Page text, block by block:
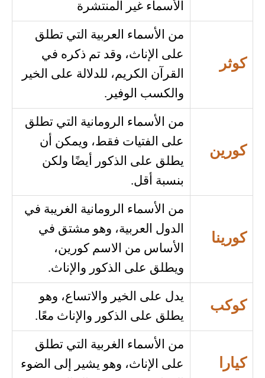
الأسماء غير المنتشرة
كوثر
من الأسماء العربية التي تطلق
على الإناث، وقد تم ذكره في
القرآن الكريم، للدلالة على الخير
والكسب الوفير.
كورين
من الأسماء الرومانية التي تطلق
على الفتيات فقط، ويمكن أن
يطلق على الذكور أيضًا ولكن
بنسبة أقل.
كورينا
من الأسماء الرومانية الغريبة في
الدول العربية، وهو مشتق في
الأساس من الاسم كورين،
ويطلق على الذكور والإناث.
كوكب
يدل على الخير والاتساع، وهو
يطلق على الذكور والإناث معًا.
كيارا
من الأسماء الغربية التي تطلق
على الإناث، وهو يشير إلى الضوء